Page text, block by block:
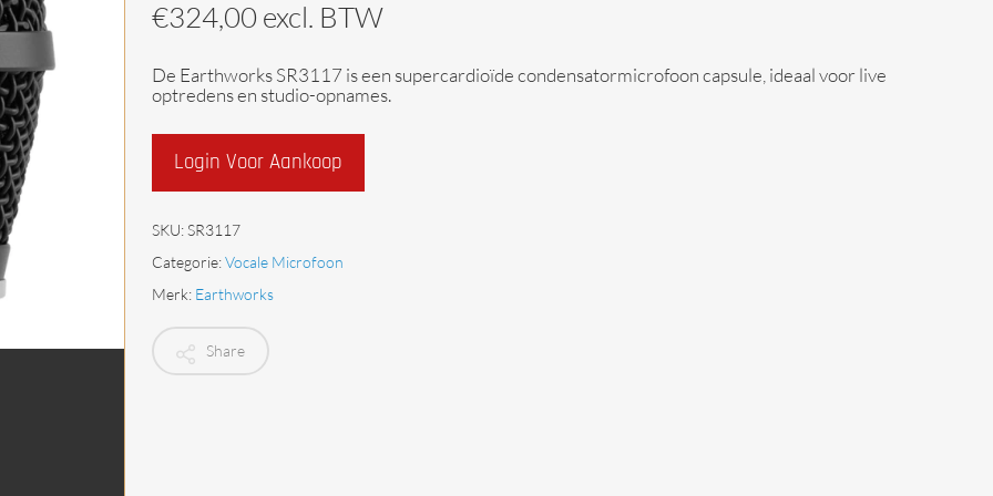
Begrenzers €324,00 excl. BTW
De Earthworks SR3117 is een supercardioïde condensatormicrofoon capsule, ideaal voor live
optredens en studio-opnames.
Login Voor Aankoop
SKU:SR3117
Categorie:Vocale Microfoon
Merk: Earthworks
Share